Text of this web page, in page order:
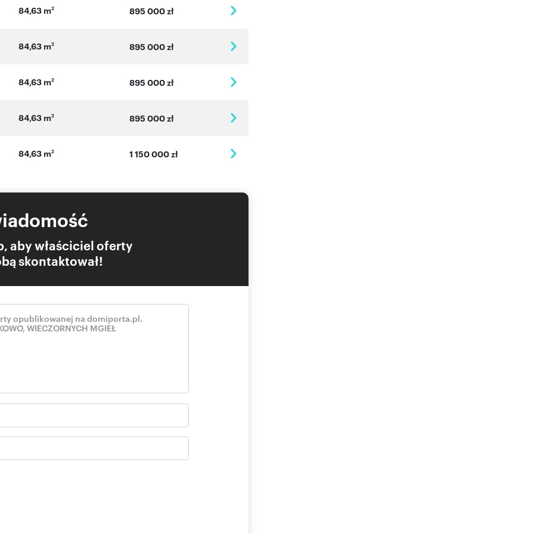
klucz,
potrzebami.
inwestycji: czerwiec 2027 r.
84,63 m²
84,63 m2 895 000 zł
84,63 m2 895 000 zł
84,63 m2 895 000 zł
84,63 m2 895 000 zł
84,63 m2 1 150 000 zł
aby właściciel oferty
skontaktował!